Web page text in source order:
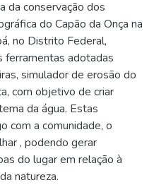
da conservação dos
do Capão da Onça na
no Distrito Federal,
ferramentas adotadas
simulador de erosão do
com objetivo de criar
da água. Estas
com a comunidade, o
, podendo gerar
do lugar em relação à
natureza.